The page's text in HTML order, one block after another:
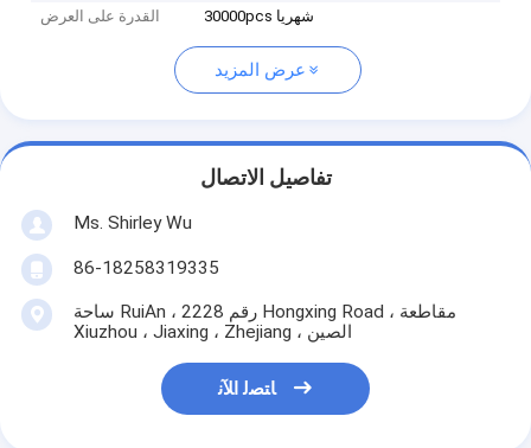
القدرة على العرض
30000pcs شهريا
عرض المزيد
تفاصيل الاتصال
Ms. Shirley Wu
86-18258319335
ساحة RuiAn ، رقم 2228 Hongxing Road ، مقاطعة
Xiuzhou ، Jiaxing ، Zhejiang ، الصين
ﺎﺘﺼﻟ ﺍﻶﻧ